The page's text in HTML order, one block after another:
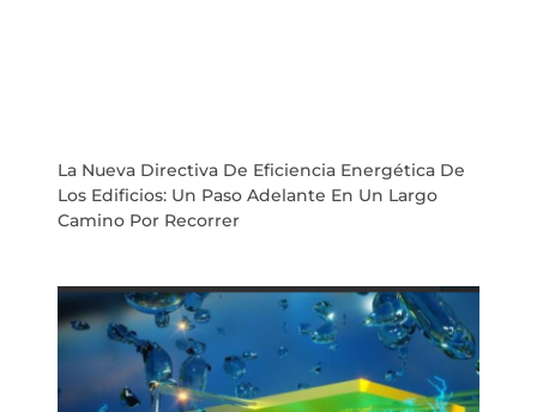
La Nueva Directiva De Eficiencia Energética De
Los Edificios: Un Paso Adelante En Un Largo
Camino Por Recorrer